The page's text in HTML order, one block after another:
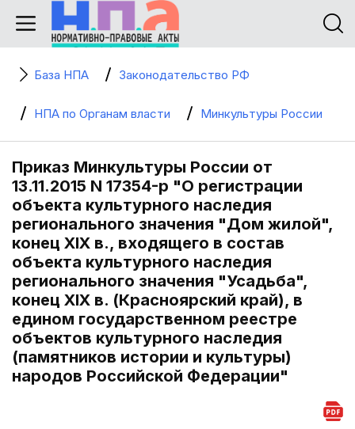
База НПА Законодательство РФ
НПА по Органам власти Минкультуры России
Приказ Минкультуры России от
13.11.2015 N 17354-р "О регистрации
объекта культурного наследия
регионального значения "Дом жилой",
конец XIX в., входящего в состав
объекта культурного наследия
регионального значения "Усадьба",
конец XIX в. (Красноярский край), в
едином государственном реестре
объектов культурного наследия
(памятников истории и культуры)
народов Российской Федерации"